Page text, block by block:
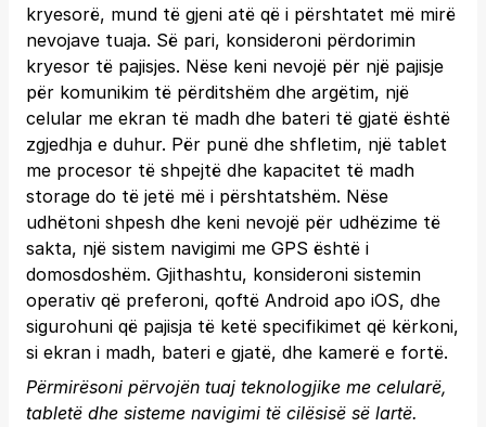
kryesorë, mund të gjeni atë që i përshtatet më mirë
nevojave tuaja. Së pari, konsideroni përdorimin
kryesor të pajisjes. Nëse keni nevojë për një pajisje
për komunikim të përditshëm dhe argëtim, një
celular me ekran të madh dhe bateri të gjatë është
zgjedhja e duhur. Për punë dhe shfletim, një tablet
me procesor të shpejtë dhe kapacitet të madh
storage do të jetë më i përshtatshëm. Nëse
udhëtoni shpesh dhe keni nevojë për udhëzime të
sakta, një sistem navigimi me GPS është i
domosdoshëm. Gjithashtu, konsideroni sistemin
operativ që preferoni, qoftë Android apo iOS, dhe
sigurohuni që pajisja të ketë specifikimet që kërkoni,
si ekran i madh, bateri e gjatë, dhe kamerë e fortë.
Përmirësoni përvojën tuaj teknologjike me celularë,
tabletë dhe sisteme navigimi të cilësisë së lartë.